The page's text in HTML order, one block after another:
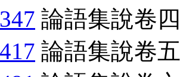
論語集說卷四
論語集說卷五